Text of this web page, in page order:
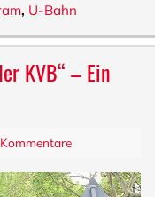
, U-Bahn
KVB“ – Ein